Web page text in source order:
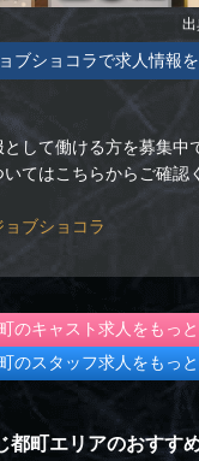
出
ブショコラで求人情報
して働ける方を募集中
てはこちらからご確認
ョブショコラ
のキャスト求人をもっ
のスタッフ求人をもっ
都町エリアのおすす